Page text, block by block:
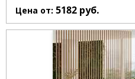
Цена от: 5182 руб.